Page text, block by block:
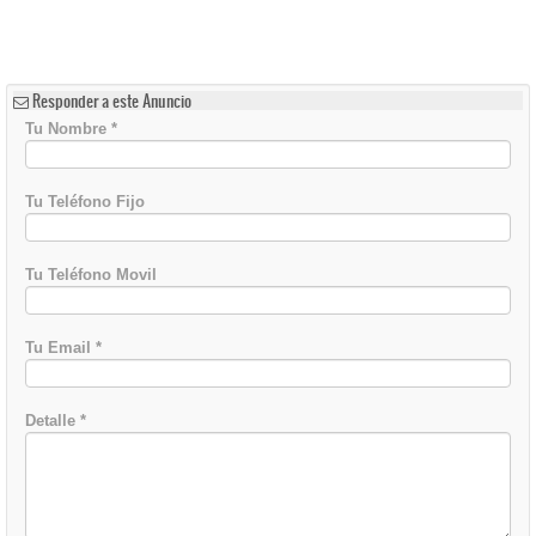
Responder a este Anuncio
Tu Nombre *
Tu Teléfono Fijo
Tu Teléfono Movil
Tu Email *
Detalle *